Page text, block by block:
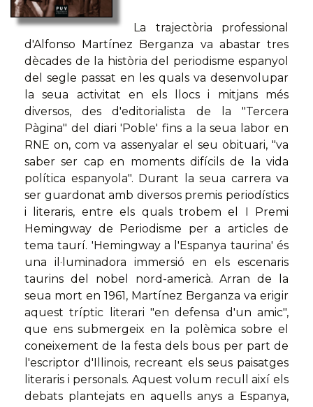
La trajectòria professional
d'Alfonso Martínez Berganza va abastar tres
dècades de la història del periodisme espanyol
del segle passat en les quals va desenvolupar
la seua activitat en els llocs i mitjans més
diversos, des d'editorialista de la "Tercera
Pàgina" del diari 'Poble' fins a la seua labor en
RNE on, com va assenyalar el seu obituari, "va
saber ser cap en moments difícils de la vida
política espanyola". Durant la seua carrera va
ser guardonat amb diversos premis periodístics
i literaris, entre els quals trobem el I Premi
Hemingway de Periodisme per a articles de
tema taurí. 'Hemingway a l'Espanya taurina' és
una il·luminadora immersió en els escenaris
taurins del nobel nord-americà. Arran de la
seua mort en 1961, Martínez Berganza va erigir
aquest tríptic literari "en defensa d'un amic",
que ens submergeix en la polèmica sobre el
coneixement de la festa dels bous per part de
l'escriptor d'Illinois, recreant els seus paisatges
literaris i personals. Aquest volum recull així els
debats plantejats en aquells anys a Espanya,